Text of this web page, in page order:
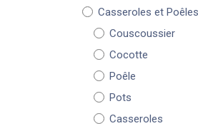
Casseroles et Poêles
Couscoussier
Cocotte
Poêle
Pots
Casseroles